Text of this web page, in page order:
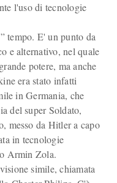
l'uso di tecnologie
tempo. E' un punto da
e alternativo, nel quale
potere, ma anche
era stato infatti
in Germania, che
del super Soldato,
messo da Hitler a capo
in tecnologie
Armin Zola.
simile, chiamata